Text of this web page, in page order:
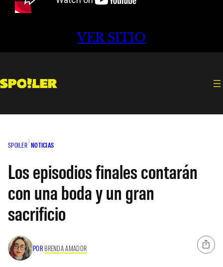
VER SITIO
SPOILER NOTICIAS
Los episodios finales contarán
con una boda y un gran
sacrificio
POR BRENDA AMADOR